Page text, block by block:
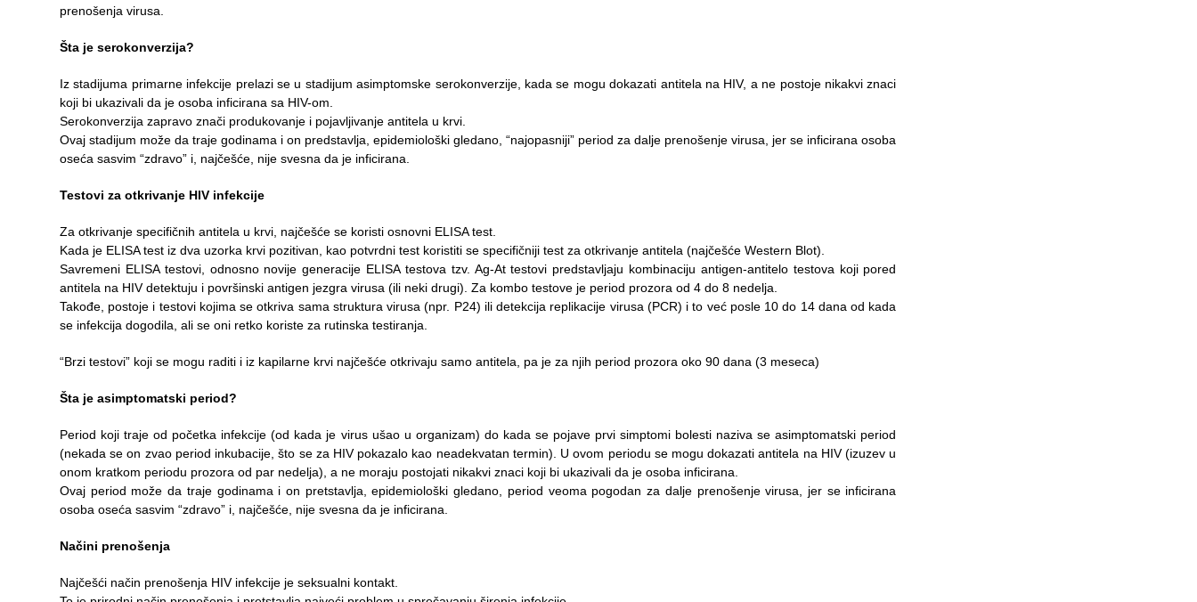
prenošenja virusa.
Šta je serokonverzija?
Iz stadijuma primarne infekcije prelazi se u stadijum asimptomske serokonverzije, kada se mogu dokazati antitela na HIV, a ne postoje nikakvi znaci
koji bi ukazivali da je osoba inficirana sa HIV-om.
Serokonverzija zapravo znači produkovanje i pojavljivanje antitela u krvi.
Ovaj stadijum može da traje godinama i on predstavlja, epidemiološki gledano, “najopasniji” period za dalje prenošenje virusa, jer se inficirana osoba
oseća sasvim “zdravo” i, najčešće, nije svesna da je inficirana.
Testovi za otkrivanje HIV infekcije
Za otkrivanje specifičnih antitela u krvi, najčešće se koristi osnovni ELISA test.
Kada je ELISA test iz dva uzorka krvi pozitivan, kao potvrdni test koristiti se specifičniji test za otkrivanje antitela (najčešće Western Blot).
Savremeni ELISA testovi, odnosno novije generacije ELISA testova tzv. Ag-At testovi predstavljaju kombinaciju antigen-antitelo testova koji pored
antitela na HIV detektuju i površinski antigen jezgra virusa (ili neki drugi). Za kombo testove je period prozora od 4 do 8 nedelja.
Takođe, postoje i testovi kojima se otkriva sama struktura virusa (npr. P24) ili detekcija replikacije virusa (PCR) i to već posle 10 do 14 dana od kada
se infekcija dogodila, ali se oni retko koriste za rutinska testiranja.
“Brzi testovi” koji se mogu raditi i iz kapilarne krvi najčešće otkrivaju samo antitela, pa je za njih period prozora oko 90 dana (3 meseca)
Šta je asimptomatski period?
Period koji traje od početka infekcije (od kada je virus ušao u organizam) do kada se pojave prvi simptomi bolesti naziva se asimptomatski period
(nekada se on zvao period inkubacije, što se za HIV pokazalo kao neadekvatan termin). U ovom periodu se mogu dokazati antitela na HIV (izuzev u
onom kratkom periodu prozora od par nedelja), a ne moraju postojati nikakvi znaci koji bi ukazivali da je osoba inficirana.
Ovaj period može da traje godinama i on pretstavlja, epidemiološki gledano, period veoma pogodan za dalje prenošenje virusa, jer se inficirana
osoba oseća sasvim “zdravo” i, najčešće, nije svesna da je inficirana.
Načini prenošenja
Najčešći način prenošenja HIV infekcije je seksualni kontakt.